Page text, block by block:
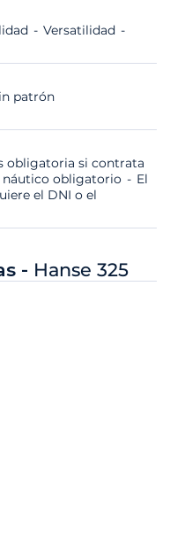
Versatilidad
patrón
obligatoria si contrata
náutico obligatorio
El
el DNI o el
- Hanse 325